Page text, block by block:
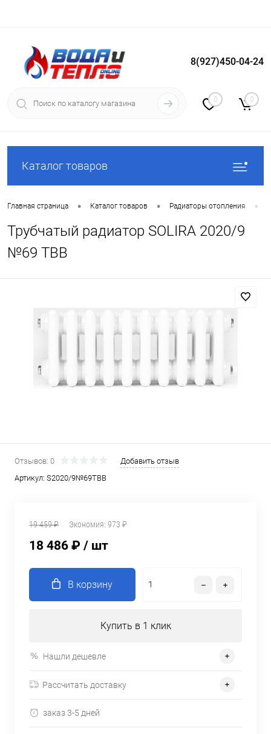
Вход Регистрация
8(927)450-04-24
0 0
Каталог товаров
Главная страница • Каталог товаров • Радиаторы отопления •
Трубчатый радиатор SOLIRA 2020/9
№69 ТВВ
Отзывов: 0
Добавить отзыв
Артикул: S2020/9№69ТВВ
19 459 ₽ Экономия: 973 ₽
18 486 ₽ / шт
В корзину
Купить в 1 клик
Нашли дешевле
Рассчитать доставку
заказ 3-5 дней